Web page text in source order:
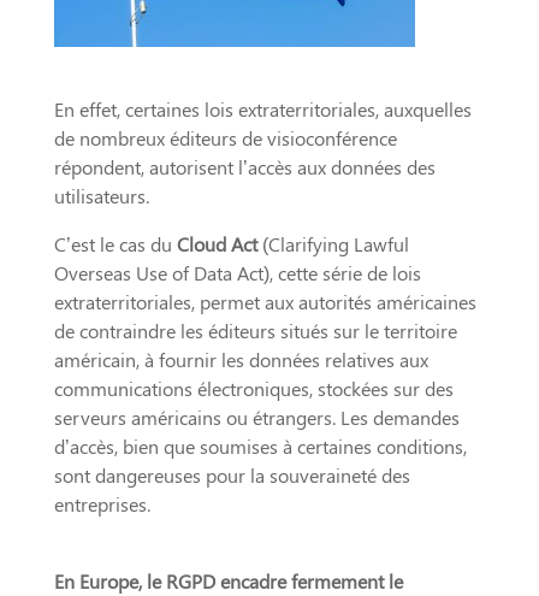
En effet, certaines lois extraterritoriales, auxquelles
de nombreux éditeurs de visioconférence
répondent, autorisent l’accès aux données des
utilisateurs.
C’est le cas du Cloud Act(Clarifying Lawful
Overseas Use of Data Act), cette série de lois
extraterritoriales, permet aux autorités américaines
de contraindre les éditeurs situés sur le territoire
américain, à fournir les données relatives aux
communications électroniques, stockées sur des
serveurs américains ou étrangers. Les demandes
d’accès, bien que soumises à certaines conditions,
sont dangereuses pour la souveraineté des
entreprises.
En Europe, le RGPD encadre fermement le